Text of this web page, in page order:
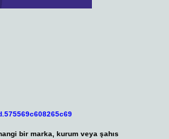
bir marka, kurum veya şahıs